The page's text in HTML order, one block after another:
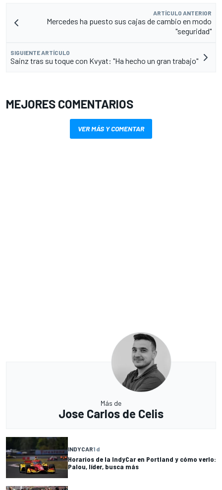
ARTÍCULO ANTERIOR
Mercedes ha puesto sus cajas de cambio en modo
"seguridad"
SIGUIENTE ARTÍCULO
Sainz tras su toque con Kvyat: "Ha hecho un gran trabajo"
MEJORES COMENTARIOS
VER MÁS Y COMENTAR
Más de
Jose Carlos de Celis
INDYCAR1 d
Horarios de la IndyCar en Portland y cómo verlo:
Palou, líder, busca más